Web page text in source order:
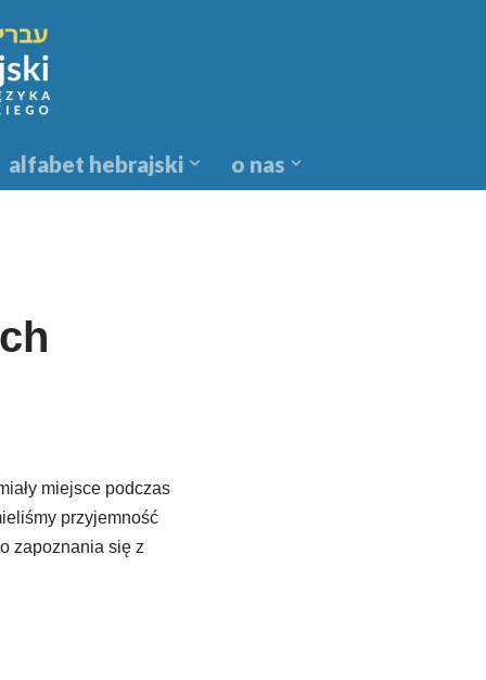
alfabet hebrajski o nas
miejsce podczas
przyjemność
zapoznania się z